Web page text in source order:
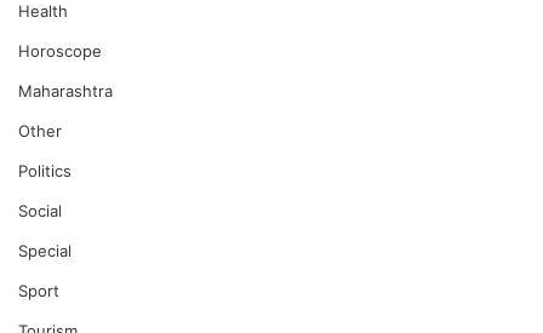
Health
Horoscope
Maharashtra
Other
Politics
Social
Special
Sport